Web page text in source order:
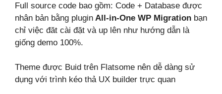
Full source code bao gồm: Code + Database được
nhân bản bằng plugin All-in-One WP Migration bạn
chỉ việc đăt cài đặt và up lên như hướng dẫn là
giống demo 100%.
Theme được Buid trên Flatsome nên dễ dàng sử
dụng với trình kéo thả UX builder trực quan